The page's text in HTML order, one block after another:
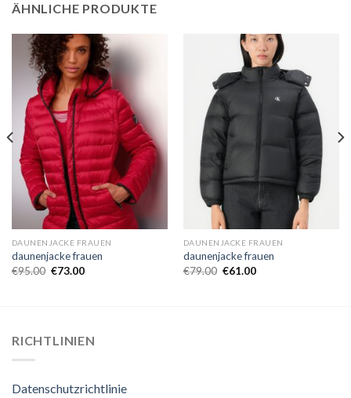
ÄHNLICHE PRODUKTE
DAUNENJACKE FRAUEN
daunenjacke frauen
€95.00 €73.00
DAUNENJACKE FRAUEN
daunenjacke frauen
€79.00 €61.00
RICHTLINIEN
Datenschutzrichtlinie